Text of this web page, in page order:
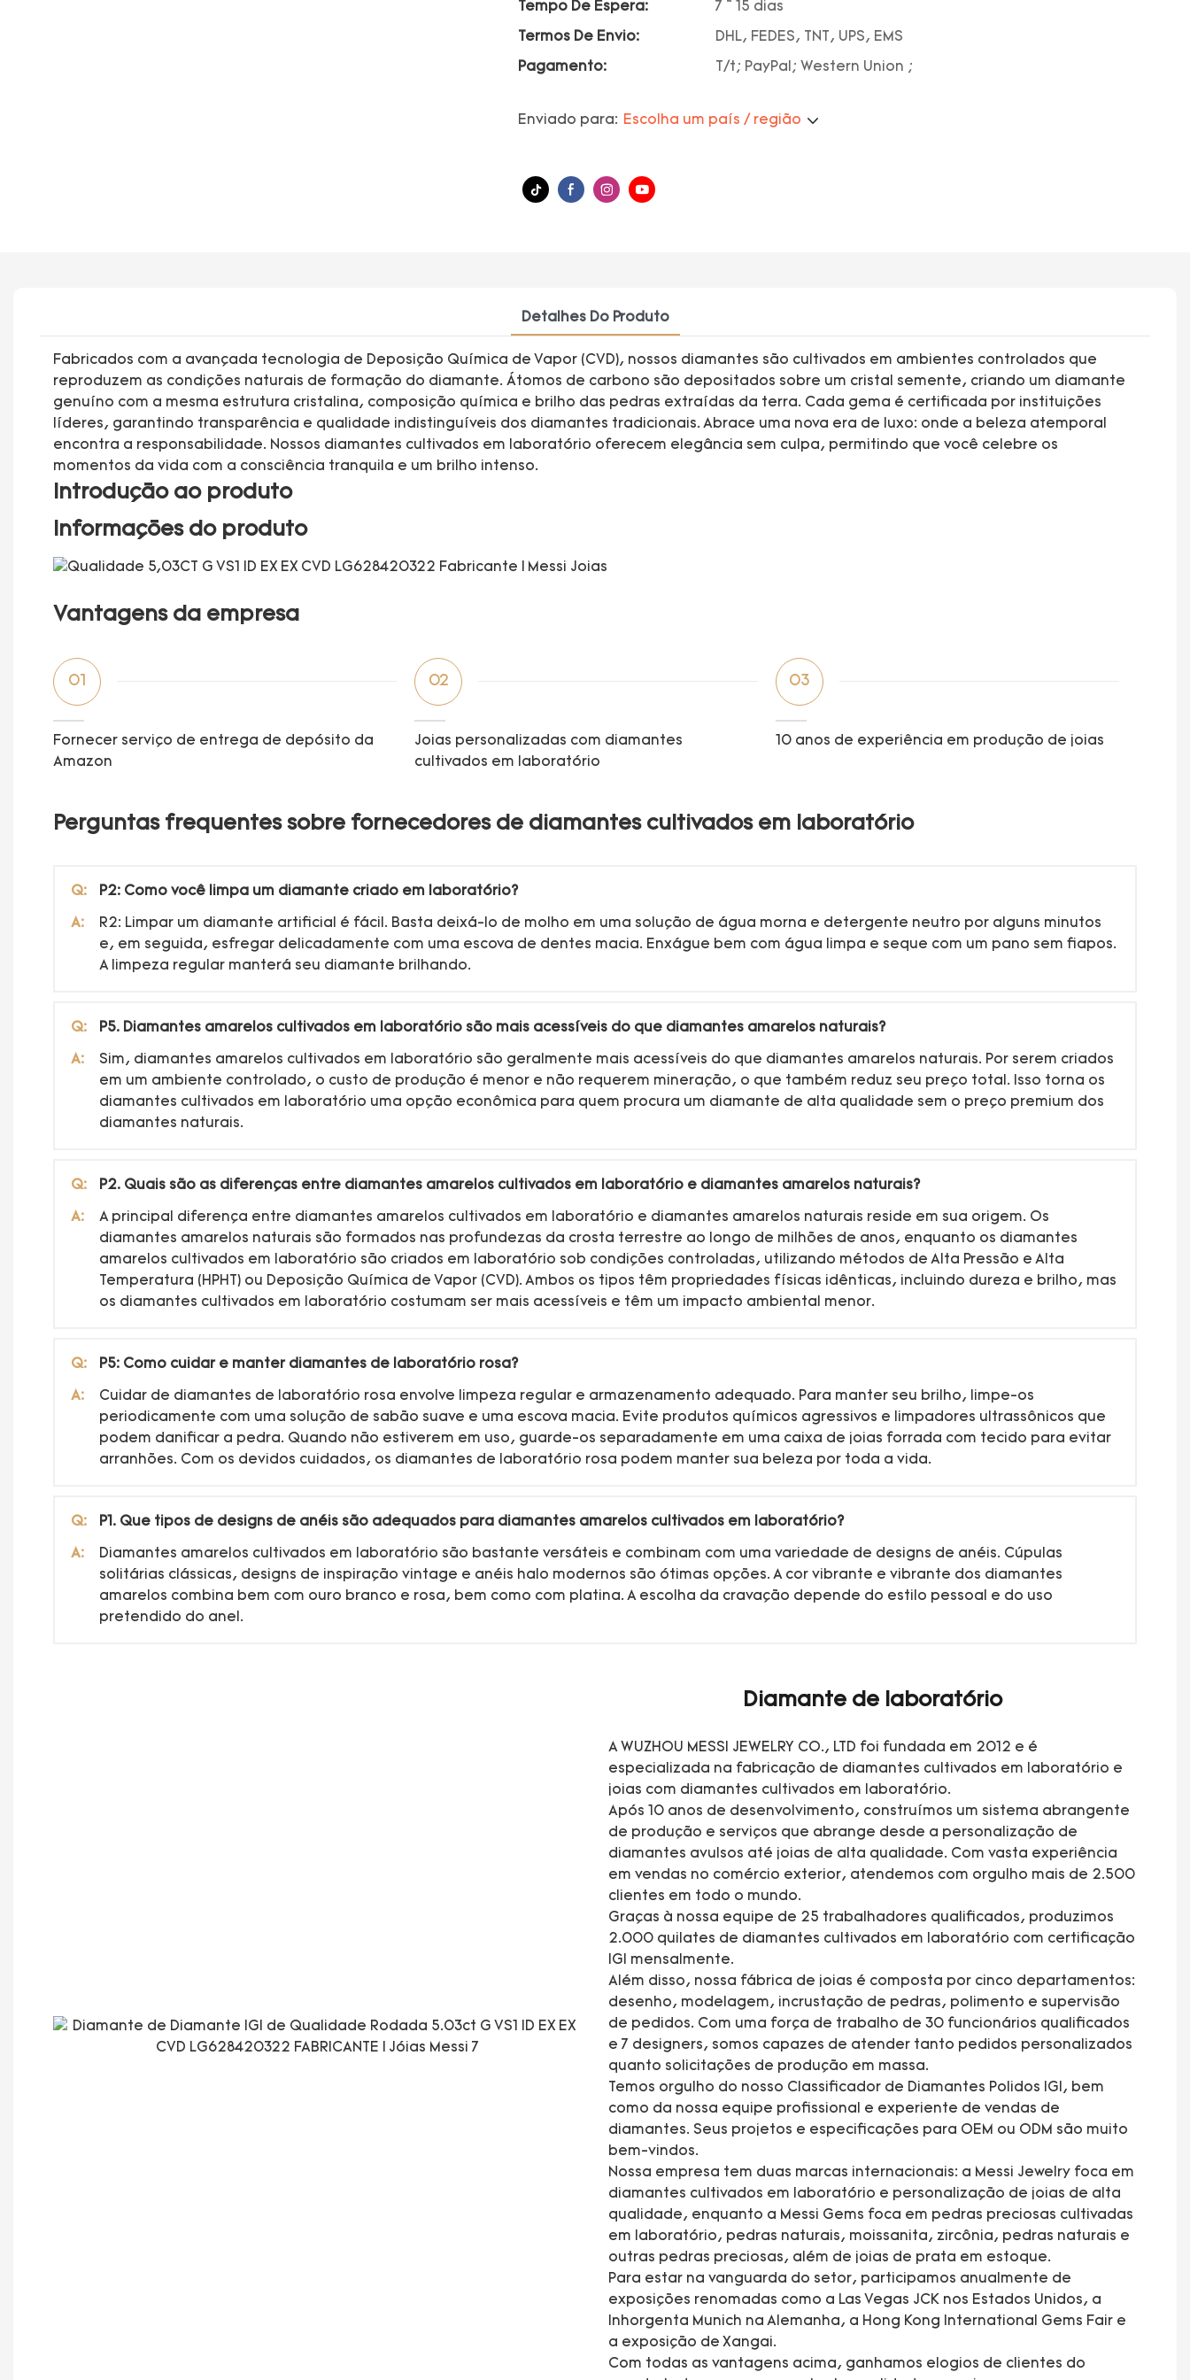
Tempo De Espera: 7 ~ 15 dias
Termos De Envio: DHL, FEDES, TNT, UPS, EMS
Pagamento: T/t; PayPal; Western Union ;
Enviado para: Escolha um país / região
Detalhes Do Produto
Fabricados com a avançada tecnologia de Deposição Química de Vapor (CVD), nossos diamantes são cultivados em ambientes controlados que
reproduzem as condições naturais de formação do diamante. Átomos de carbono são depositados sobre um cristal semente, criando um diamante
genuíno com a mesma estrutura cristalina, composição química e brilho das pedras extraídas da terra. Cada gema é certificada por instituições
líderes, garantindo transparência e qualidade indistinguíveis dos diamantes tradicionais. Abrace uma nova era de luxo: onde a beleza atemporal
encontra a responsabilidade. Nossos diamantes cultivados em laboratório oferecem elegância sem culpa, permitindo que você celebre os
momentos da vida com a consciência tranquila e um brilho intenso.
Introdução ao produto
Informações do produto
Vantagens da empresa
01
Fornecer serviço de entrega de depósito da
Amazon
02
Joias personalizadas com diamantes
cultivados em laboratório
03
10 anos de experiência em produção de joias
Perguntas frequentes sobre fornecedores de diamantes cultivados em laboratório
Q: P2: Como você limpa um diamante criado em laboratório?
A:
R2: Limpar um diamante artificial é fácil. Basta deixá-lo de molho em uma solução de água morna e detergente neutro por alguns minutos
e, em seguida, esfregar delicadamente com uma escova de dentes macia. Enxágue bem com água limpa e seque com um pano sem fiapos.
A limpeza regular manterá seu diamante brilhando.
Q: P5. Diamantes amarelos cultivados em laboratório são mais acessíveis do que diamantes amarelos naturais?
A:
Sim, diamantes amarelos cultivados em laboratório são geralmente mais acessíveis do que diamantes amarelos naturais. Por serem criados
em um ambiente controlado, o custo de produção é menor e não requerem mineração, o que também reduz seu preço total. Isso torna os
diamantes cultivados em laboratório uma opção econômica para quem procura um diamante de alta qualidade sem o preço premium dos
diamantes naturais.
Q: P2. Quais são as diferenças entre diamantes amarelos cultivados em laboratório e diamantes amarelos naturais?
A:
A principal diferença entre diamantes amarelos cultivados em laboratório e diamantes amarelos naturais reside em sua origem. Os
diamantes amarelos naturais são formados nas profundezas da crosta terrestre ao longo de milhões de anos, enquanto os diamantes
amarelos cultivados em laboratório são criados em laboratório sob condições controladas, utilizando métodos de Alta Pressão e Alta
Temperatura (HPHT) ou Deposição Química de Vapor (CVD). Ambos os tipos têm propriedades físicas idênticas, incluindo dureza e brilho, mas
os diamantes cultivados em laboratório costumam ser mais acessíveis e têm um impacto ambiental menor.
Q: P5: Como cuidar e manter diamantes de laboratório rosa?
A:
Cuidar de diamantes de laboratório rosa envolve limpeza regular e armazenamento adequado. Para manter seu brilho, limpe-os
periodicamente com uma solução de sabão suave e uma escova macia. Evite produtos químicos agressivos e limpadores ultrassônicos que
podem danificar a pedra. Quando não estiverem em uso, guarde-os separadamente em uma caixa de joias forrada com tecido para evitar
arranhões. Com os devidos cuidados, os diamantes de laboratório rosa podem manter sua beleza por toda a vida.
Q: P1. Que tipos de designs de anéis são adequados para diamantes amarelos cultivados em laboratório?
A:
Diamantes amarelos cultivados em laboratório são bastante versáteis e combinam com uma variedade de designs de anéis. Cúpulas
solitárias clássicas, designs de inspiração vintage e anéis halo modernos são ótimas opções. A cor vibrante e vibrante dos diamantes
amarelos combina bem com ouro branco e rosa, bem como com platina. A escolha da cravação depende do estilo pessoal e do uso
pretendido do anel.
Diamante de laboratório
A WUZHOU MESSI JEWELRY CO., LTD foi fundada em 2012 e é
especializada na fabricação de diamantes cultivados em laboratório e
joias com diamantes cultivados em laboratório.
Após 10 anos de desenvolvimento, construímos um sistema abrangente
de produção e serviços que abrange desde a personalização de
diamantes avulsos até joias de alta qualidade. Com vasta experiência
em vendas no comércio exterior, atendemos com orgulho mais de 2.500
clientes em todo o mundo.
Graças à nossa equipe de 25 trabalhadores qualificados, produzimos
2.000 quilates de diamantes cultivados em laboratório com certificação
IGI mensalmente.
Além disso, nossa fábrica de joias é composta por cinco departamentos:
desenho, modelagem, incrustação de pedras, polimento e supervisão
de pedidos. Com uma força de trabalho de 30 funcionários qualificados
e 7 designers, somos capazes de atender tanto pedidos personalizados
quanto solicitações de produção em massa.
Temos orgulho do nosso Classificador de Diamantes Polidos IGI, bem
como da nossa equipe profissional e experiente de vendas de
diamantes. Seus projetos e especificações para OEM ou ODM são muito
bem-vindos.
Nossa empresa tem duas marcas internacionais: a Messi Jewelry foca em
diamantes cultivados em laboratório e personalização de joias de alta
qualidade, enquanto a Messi Gems foca em pedras preciosas cultivadas
em laboratório, pedras naturais, moissanita, zircônia, pedras naturais e
outras pedras preciosas, além de joias de prata em estoque.
Para estar na vanguarda do setor, participamos anualmente de
exposições renomadas como a Las Vegas JCK nos Estados Unidos, a
Inhorgenta Munich na Alemanha, a Hong Kong International Gems Fair e
a exposição de Xangai.
Com todas as vantagens acima, ganhamos elogios de clientes do